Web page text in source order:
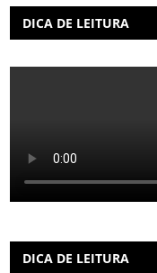
DICA DE LEITURA
DICA DE LEITURA